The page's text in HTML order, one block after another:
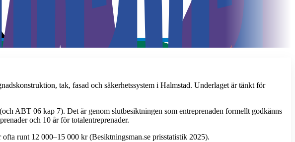
tak, fasad och säkerhetssystem i Halmstad. Underlaget är tänkt för
ABT 06 kap 7). Det är genom slutbesiktningen som entreprenaden formellt godkänns
och 10 år för totalentreprenader.
runt 12 000–15 000 kr (Besiktningsman.se prisstatistik 2025).